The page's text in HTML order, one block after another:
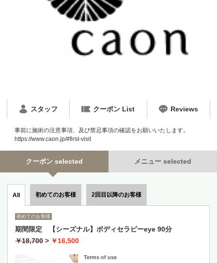
スタッフ クーポン List Reviews
事前に施術の注意事項、及び禁忌事項の確認をお願いいたします。
https://www.caon.jp/#first-visit
クーポン selected メニュー selected
All 初めてのお客様 2回目以降のお客様
初めてのお客様
期間限定 【シーズナル】ボディセラピーeye 90分
￥18,700 > ￥16,500
Terms of use